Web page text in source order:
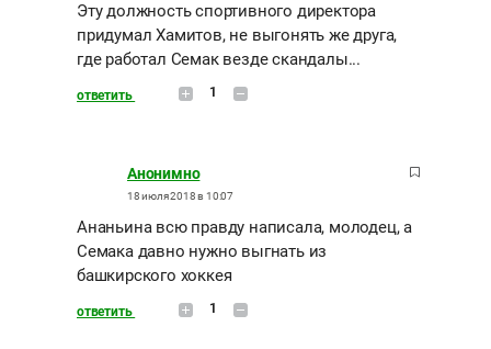
Эту должность спортивного директора
придумал Хамитов, не выгонять же друга,
где работал Семак везде скандалы...
ответить 1
Анонимно
18 июля 2018 в 10:07
Ананьина всю правду написала, молодец, а
Семака давно нужно выгнать из
башкирского хоккея
ответить 1